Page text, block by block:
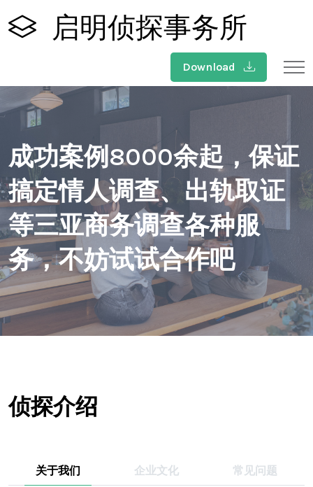
启明侦探事务所
Download
成功案例8000余起，保证
搞定情人调查、出轨取证
等三亚商务调查各种服
务，不妨试试合作吧
侦探介绍
关于我们 企业文化 常见问题